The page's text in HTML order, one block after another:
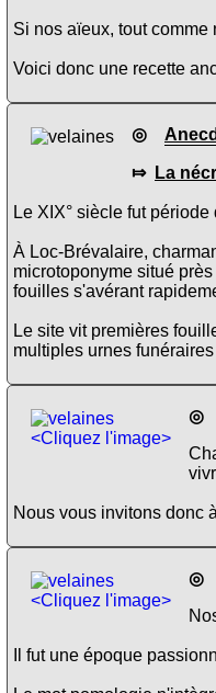
Si nos aïeux, tout
Voici donc une recette
◎
⤇ La
Le XIX° siècle fut
À Loc-Brévalaire,
microtoponyme situé
fouilles s'avérant
Le site vit premières
multiples urnes
<Cliquez l'image>
◎
Nous vous invitons donc
<Cliquez l'image>
◎
Il fut une époque